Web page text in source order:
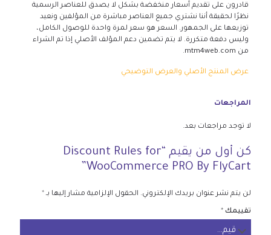
قادرون على تقديم أسعار منخفضة بشكل لا يصدق للعناصر الرسمية
نظرًا لحقيقة أننا نشتري جميع العناصر مباشرة من المؤلفين ونعيد
توزيعها على الجمهور. السعر هو سعر لمرة واحدة للوصول الكامل،
وليس دفعة متكررة. لا يتم تضمين دعم المؤلف الأصلي إذا تم الشراء
من mtm4web.com.
عرض المنتج الأصلي والعرض التوضيحي
المراجعات
لا توجد مراجعات بعد.
كن أول من يقيم “Discount Rules for
WooCommerce PRO By FlyCart”
لن يتم نشر عنوان بريدك الإلكتروني. الحقول الإلزامية مشار إليها بـ *
تقييمك *